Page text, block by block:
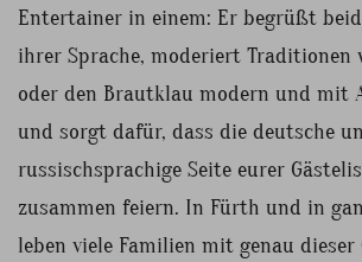
Entertainer in einem: Er begrüßt
ihrer Sprache, moderiert Traditionen
oder den Brautklau modern und mit
und sorgt dafür, dass die deutsche
russischsprachige Seite eurer
zusammen feiern. In Fürth und in
leben viele Familien mit genau dieser